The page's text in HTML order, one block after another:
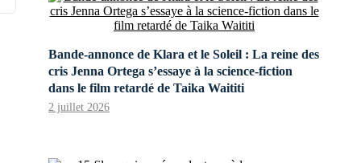
Bande-annonce de Klara et le Soleil : La reine des
cris Jenna Ortega s’essaye à la science-fiction
dans le film retardé de Taika Waititi
2 juillet 2026